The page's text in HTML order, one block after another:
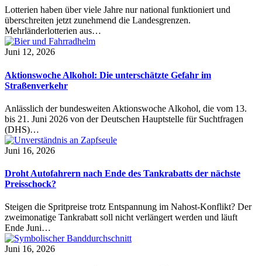
Lotterien haben über viele Jahre nur national funktioniert und
überschreiten jetzt zunehmend die Landesgrenzen.
Mehrländerlotterien aus…
Juni 12, 2026
Aktionswoche Alkohol: Die unterschätzte Gefahr im
Straßenverkehr
Anlässlich der bundesweiten Aktionswoche Alkohol, die vom 13.
bis 21. Juni 2026 von der Deutschen Hauptstelle für Suchtfragen
(DHS)…
Juni 16, 2026
Droht Autofahrern nach Ende des Tankrabatts der nächste
Preisschock?
Steigen die Spritpreise trotz Entspannung im Nahost-Konflikt? Der
zweimonatige Tankrabatt soll nicht verlängert werden und läuft
Ende Juni…
Juni 16, 2026